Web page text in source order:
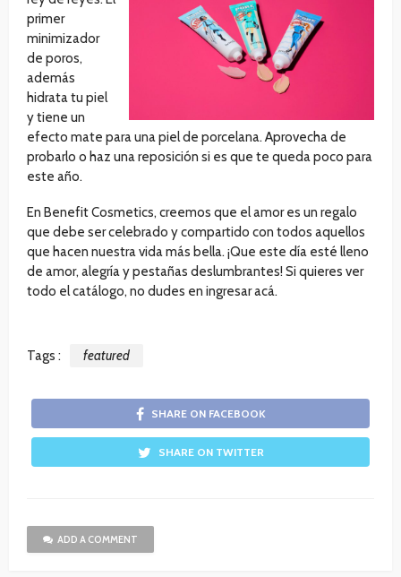
primer
minimizador
de poros,
además
hidrata tu piel
y tiene un
efecto mate para una piel de porcelana. Aprovecha de
probarlo o haz una reposición si es que te queda poco para
este año.
En Benefit Cosmetics, creemos que el amor es un regalo
que debe ser celebrado y compartido con todos aquellos
que hacen nuestra vida más bella. ¡Que este día esté lleno
de amor, alegría y pestañas deslumbrantes! Si quieres ver
todo el catálogo, no dudes en ingresar acá.
Tags : featured
SHARE ON FACEBOOK
SHARE ON TWITTER
ADD A COMMENT